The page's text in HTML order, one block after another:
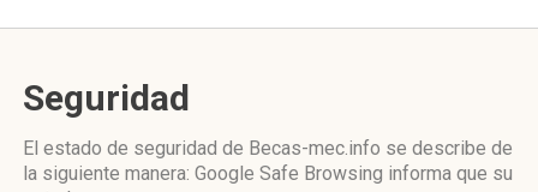
Seguridad
El estado de seguridad de Becas-mec.info se describe de
la siguiente manera: Google Safe Browsing informa que su